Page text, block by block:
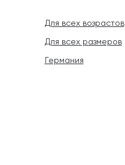
Для всех возрастов
Для всех размеров
Германия